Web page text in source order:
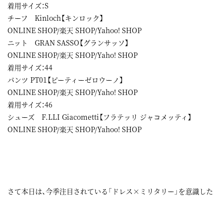
着用サイズ：S
チーフ Kinloch【キンロック】
ONLINE SHOP/楽天 SHOP/Yahoo! SHOP
ニット GRAN SASSO【グランサッソ】
ONLINE SHOP/楽天 SHOP/Yaho! SHOP
着用サイズ：44
パンツ PT01【ピーティーゼロウーノ】
ONLINE SHOP/楽天 SHOP/Yaho! SHOP
着用サイズ：46
シューズ F.LLI Giacometti【フラテッリ ジャコメッティ】
ONLINE SHOP/楽天 SHOP/Yahoo! SHOP
さて本日は、今季注目されている「ドレス×ミリタリー」を意識した